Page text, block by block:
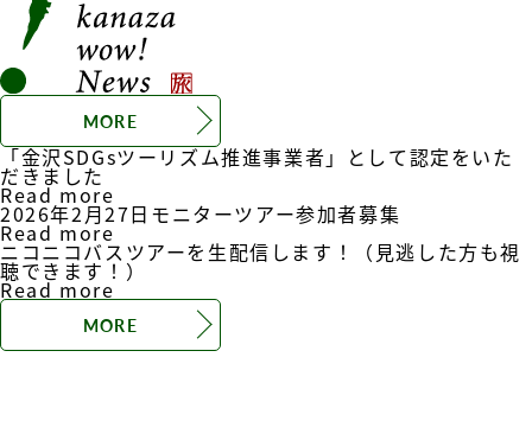
MORE
「金沢SDGsツーリズム推進事業者」として認定をいた
だきました
Read more
2026年2月27日モニターツアー参加者募集
Read more
ニコニコバスツアーを生配信します！（見逃した方も視
聴できます！）
Read more
MORE